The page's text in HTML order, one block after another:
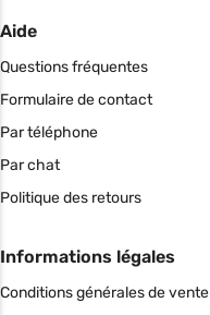
Aide
Questions fréquentes
Formulaire de contact
Par téléphone
Par chat
Politique des retours
Informations légales
Conditions générales de vente